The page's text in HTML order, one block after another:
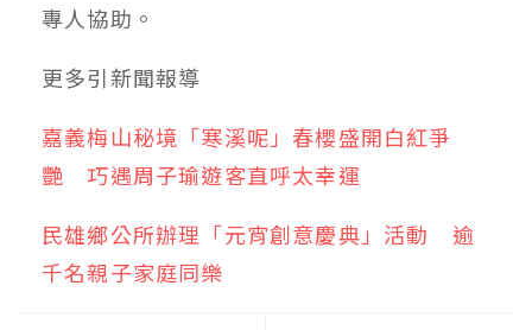
專人協助。
更多引新聞報導
嘉義梅山秘境「寒溪呢」春櫻盛開白紅爭
艷 巧遇周子瑜遊客直呼太幸運
民雄鄉公所辦理「元宵創意慶典」活動 逾
千名親子家庭同樂